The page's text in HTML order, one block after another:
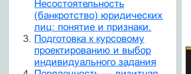
Несостоятельность
(банкротство) юридических
лиц: понятие и признаки.
Подготовка к курсовому
проектированию и выбор
индивидуального задания